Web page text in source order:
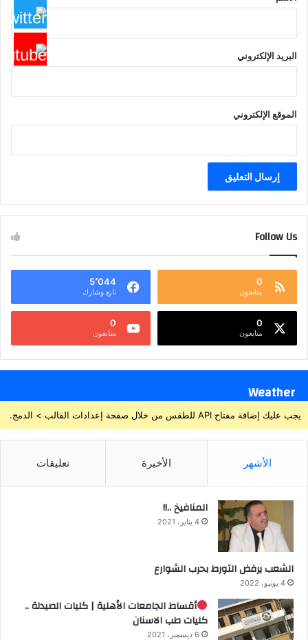
البريد الإلكتروني
الموقع الإلكتروني
Follow Us
0
متابعون
5٬044
تابع وشارك
0
متابعون
0
متابعون
Weather
يجب عليك إضافة مفتاح API للطقس من خلال صفحة إعدادات القالب > الدمج.
الأشهر الأخيرة تعليقات
المنافيخ ..!!
4 يناير، 2021
الشعب يرفض التورط بحرب الشوارع
4 يونيو، 2022
أقساط الجامعات الأهلية | كليات الصيدلة ..
كليات طب الاسنان
6 ديسمبر، 2021